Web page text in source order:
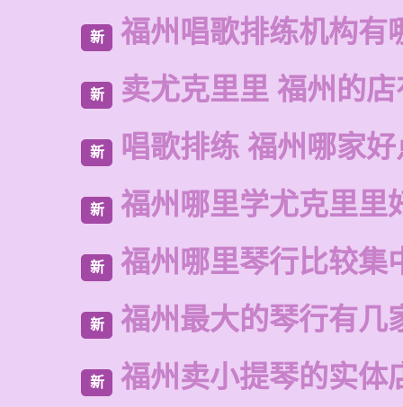
新 福州唱歌排练机构有
新 卖尤克里里 福州的
新 唱歌排练 福州哪家好
新 福州哪里学尤克里里
新 福州哪里琴行比较集
新 福州最大的琴行有几
新 福州卖小提琴的实体